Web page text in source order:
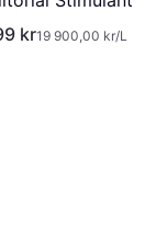
kr19 900,00 kr/L